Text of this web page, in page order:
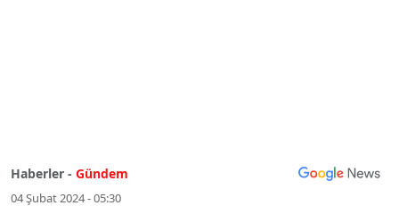
Haberler - Gündem
04 Şubat 2024 - 05:30